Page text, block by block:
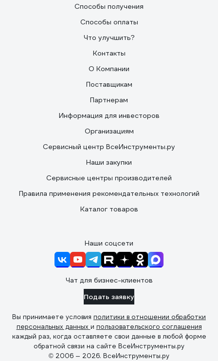
Способы получения
Способы оплаты
Что улучшить?
Контакты
О Компании
Поставщикам
Партнерам
Информация для инвесторов
Организациям
Сервисный центр ВсеИнструменты.ру
Наши закупки
Сервисные центры производителей
Правила применения рекомендательных технологий
Каталог товаров
Наши соцсети
Чат для бизнес-клиентов
Подать заявку
Вы принимаете условия политики в отношении обработки
персональных данных и пользовательского соглашения
каждый раз, когда оставляете свои данные в любой форме
обратной связи на сайте ВсеИнструменты.ру
© 2006 — 2026. ВсеИнструменты.ру